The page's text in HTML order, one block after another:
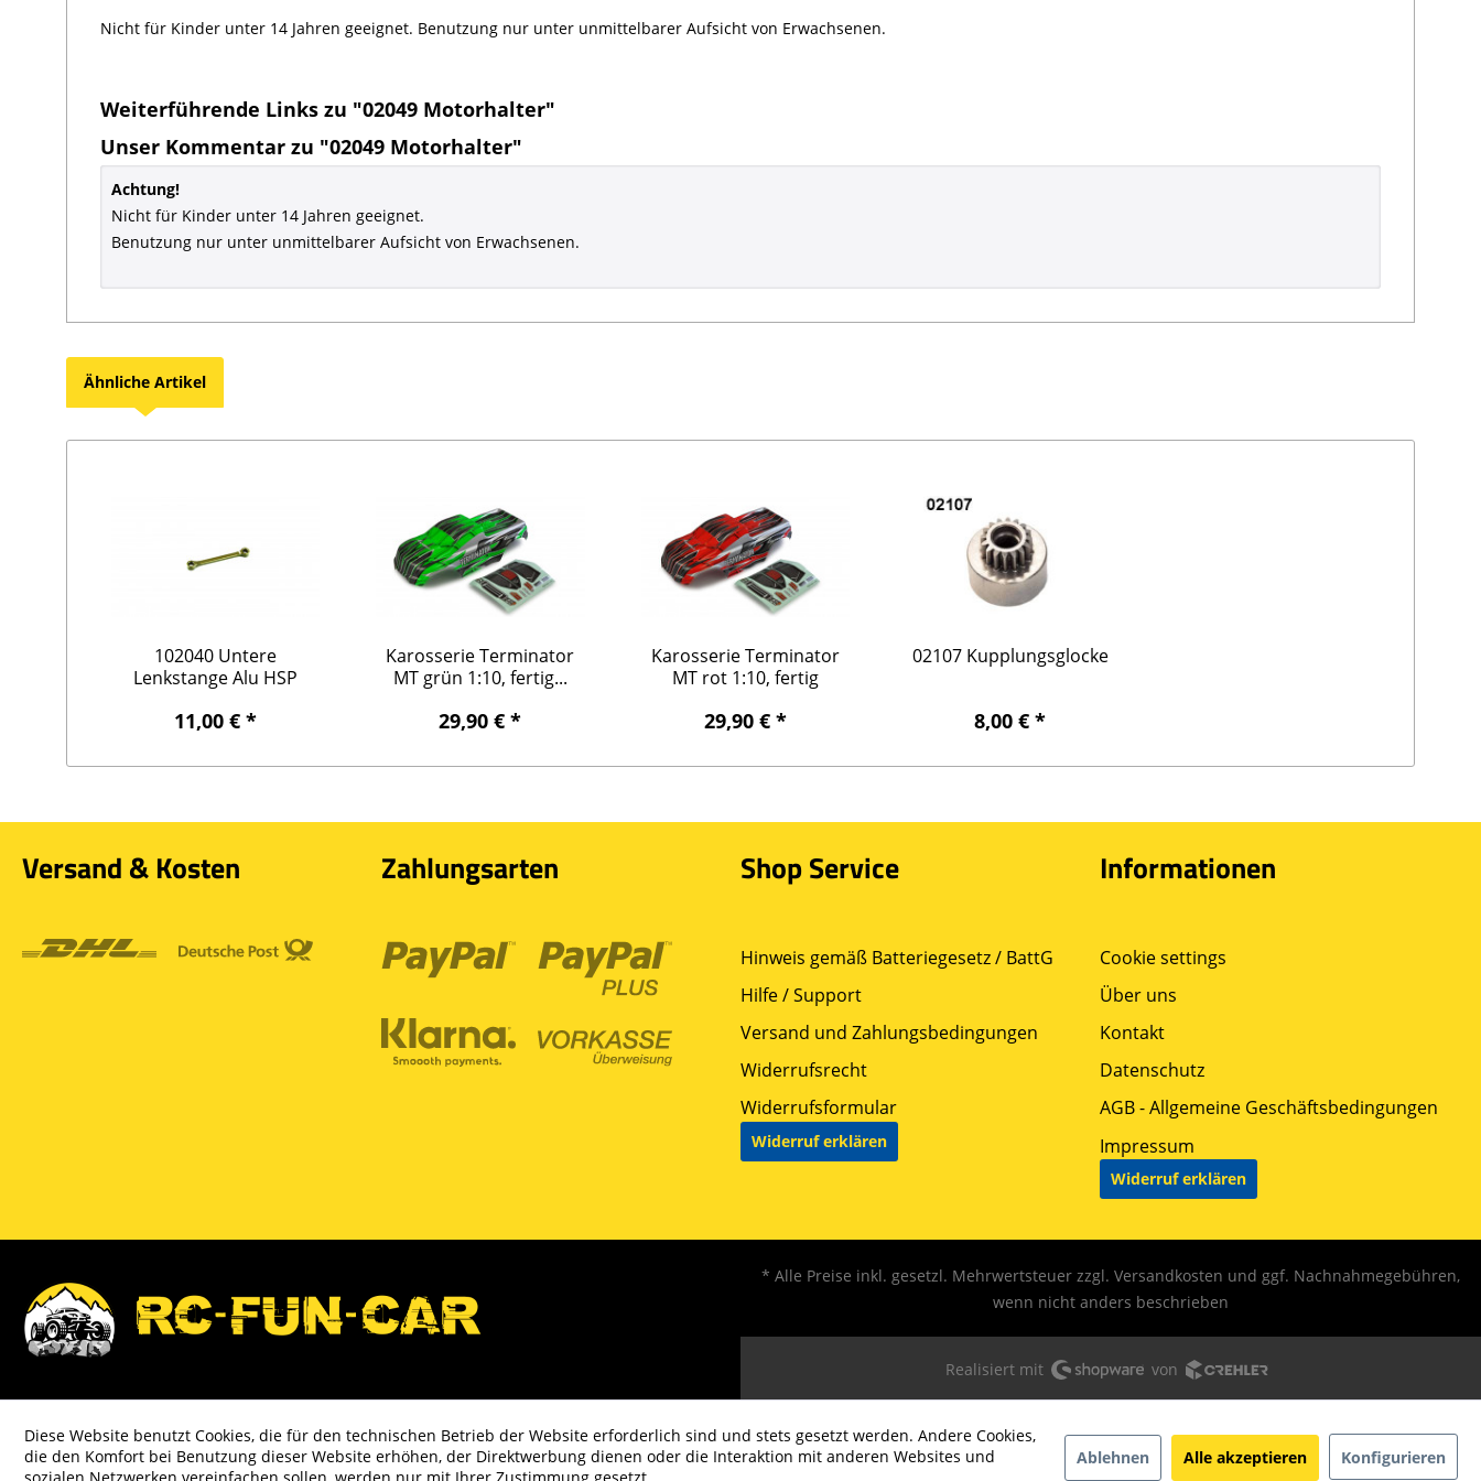
Nicht für Kinder unter 14 Jahren geeignet. Benutzung nur unter unmittelbarer Aufsicht von Erwachsenen.
Weiterführende Links zu "02049 Motorhalter"
Unser Kommentar zu "02049 Motorhalter"
Achtung!
Nicht für Kinder unter 14 Jahren geeignet.
Benutzung nur unter unmittelbarer Aufsicht von Erwachsenen.
Ähnliche Artikel
102040 Untere
Lenkstange Alu HSP
11,00 € *
Karosserie Terminator
MT grün 1:10, fertig...
29,90 € *
Karosserie Terminator
MT rot 1:10, fertig
29,90 € *
02107 Kupplungsglocke
8,00 € *
Versand & Kosten Zahlungsarten Shop Service
Hinweis gemäß Batteriegesetz / BattG
Hilfe / Support
Versand und Zahlungsbedingungen
Widerrufsrecht
Widerrufsformular
Widerruf erklären
Informationen
Cookie settings
Über uns
Kontakt
Datenschutz
AGB - Allgemeine Geschäftsbedingungen
Impressum
Widerruf erklären
* Alle Preise inkl. gesetzl. Mehrwertsteuer zzgl. Versandkosten und ggf. Nachnahmegebühren,
wenn nicht anders beschrieben
Realisiert mit von
Diese Website benutzt Cookies, die für den technischen Betrieb der Website erforderlich sind und stets gesetzt werden. Andere Cookies,
die den Komfort bei Benutzung dieser Website erhöhen, der Direktwerbung dienen oder die Interaktion mit anderen Websites und
Ablehnen Alle akzeptieren Konfigurieren